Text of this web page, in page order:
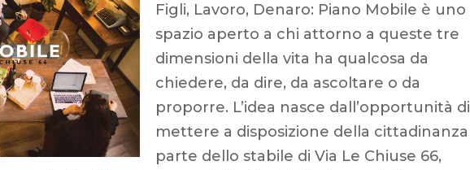
Figli, Lavoro, Denaro: Piano Mobile è uno
spazio aperto a chi attorno a queste tre
dimensioni della vita ha qualcosa da
chiedere, da dire, da ascoltare o da
proporre. L’idea nasce dall’opportunità di
mettere a disposizione della cittadinanza
parte dello stabile di Via Le Chiuse 66,